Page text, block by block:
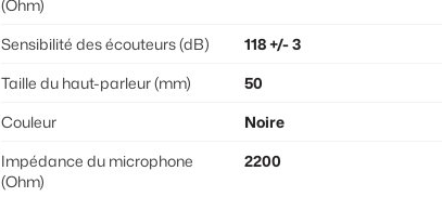
(Ohm)
Sensibilité des écouteurs (dB)
118 +/- 3
Taille du haut-parleur (mm)
50
Couleur
Noire
Impédance du microphone
(Ohm)
2200